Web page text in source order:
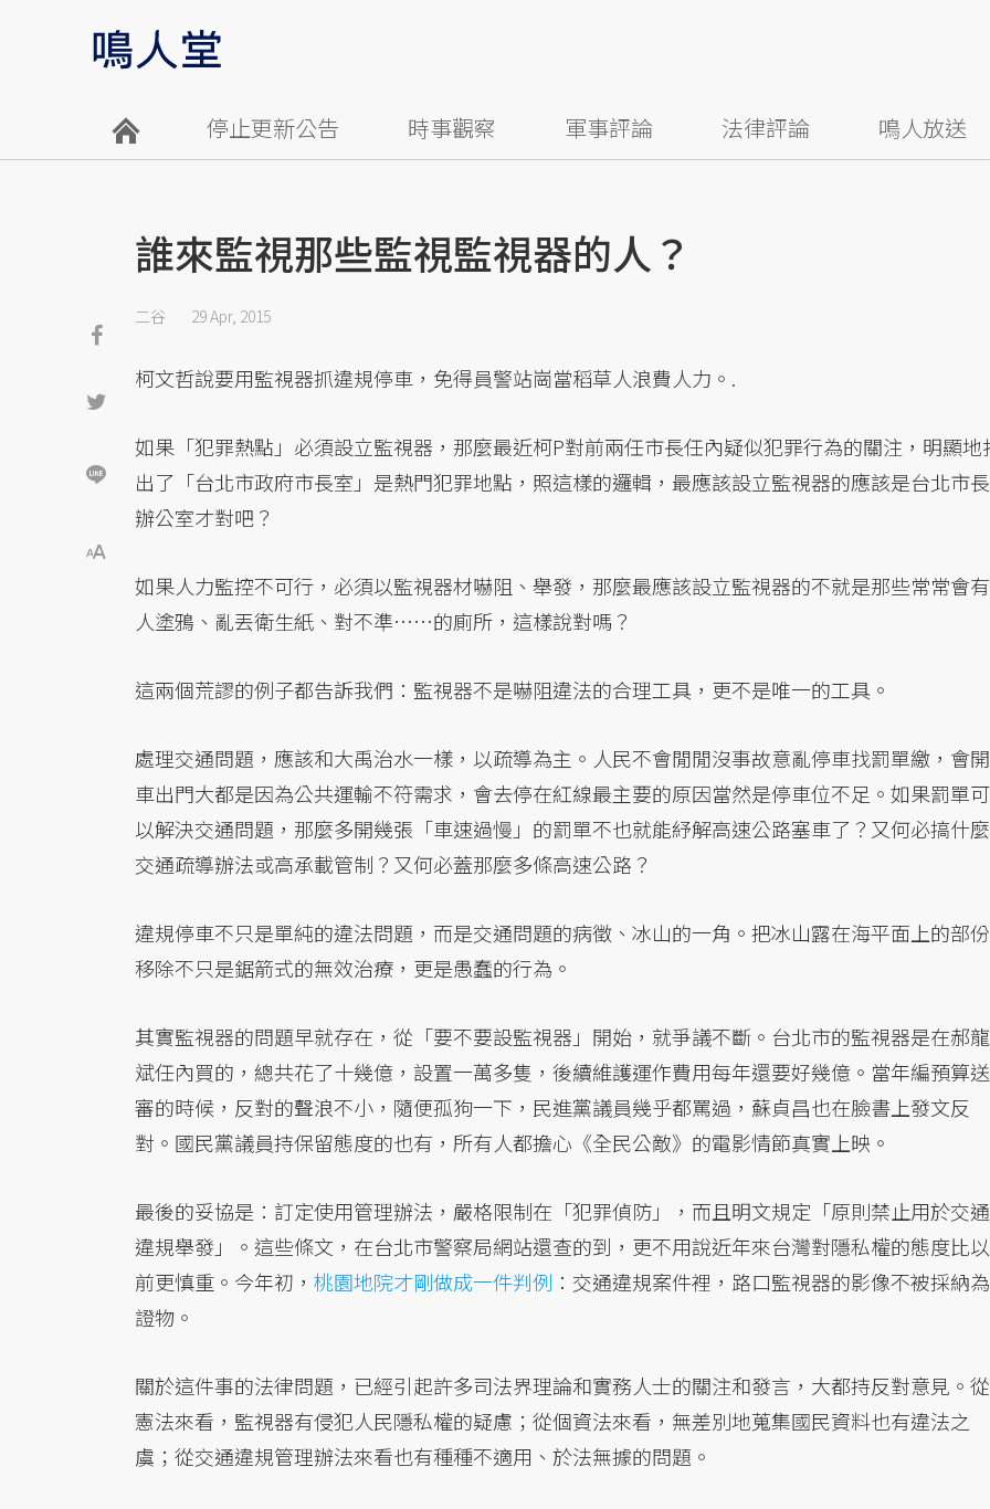
停止更新公告 時事觀察 軍事評論 法律評論 鳴人放送
誰來監視那些監視監視器的人？
二谷 29 Apr, 2015
柯文哲說要用監視器抓違規停車，免得員警站崗當稻草人浪費人力。.
如果「犯罪熱點」必須設立監視器，那麼最近柯P對前兩任市長任內疑似犯罪行為的關注，明顯地
出了「台北市政府市長室」是熱門犯罪地點，照這樣的邏輯，最應該設立監視器的應該是台北市長
辦公室才對吧？
如果人力監控不可行，必須以監視器材嚇阻、舉發，那麼最應該設立監視器的不就是那些常常會有
人塗鴉、亂丟衛生紙、對不準……的廁所，這樣說對嗎？
這兩個荒謬的例子都告訴我們：監視器不是嚇阻違法的合理工具，更不是唯一的工具。
處理交通問題，應該和大禹治水一樣，以疏導為主。人民不會閒閒沒事故意亂停車找罰單繳，會開
車出門大都是因為公共運輸不符需求，會去停在紅線最主要的原因當然是停車位不足。如果罰單可
以解決交通問題，那麼多開幾張「車速過慢」的罰單不也就能紓解高速公路塞車了？又何必搞什麼
交通疏導辦法或高承載管制？又何必蓋那麼多條高速公路？
違規停車不只是單純的違法問題，而是交通問題的病徵、冰山的一角。把冰山露在海平面上的部份
移除不只是鋸箭式的無效治療，更是愚蠢的行為。
其實監視器的問題早就存在，從「要不要設監視器」開始，就爭議不斷。台北市的監視器是在郝龍
斌任內買的，總共花了十幾億，設置一萬多隻，後續維護運作費用每年還要好幾億。當年編預算送
審的時候，反對的聲浪不小，隨便孤狗一下，民進黨議員幾乎都罵過，蘇貞昌也在臉書上發文反
對。國民黨議員持保留態度的也有，所有人都擔心《全民公敵》的電影情節真實上映。
最後的妥協是：訂定使用管理辦法，嚴格限制在「犯罪偵防」，而且明文規定「原則禁止用於交通
違規舉發」。這些條文，在台北市警察局網站還查的到，更不用說近年來台灣對隱私權的態度比以
前更慎重。今年初， 桃園地院才剛做成一件判例 ：交通違規案件裡，路口監視器的影像不被採納為
證物。
關於這件事的法律問題，已經引起許多司法界理論和實務人士的關注和發言，大都持反對意見。從
憲法來看，監視器有侵犯人民隱私權的疑慮；從個資法來看，無差別地蒐集國民資料也有違法之
虞；從交通違規管理辦法來看也有種種不適用、於法無據的問題。